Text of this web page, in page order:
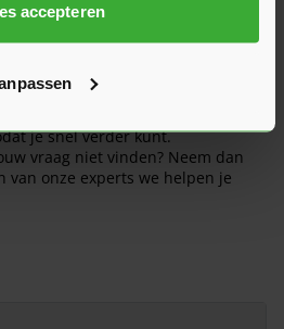
accepteren
de meest gestelde vragen over dit
je snel verder kunt.
vraag niet vinden? Neem dan
van onze experts we helpen je